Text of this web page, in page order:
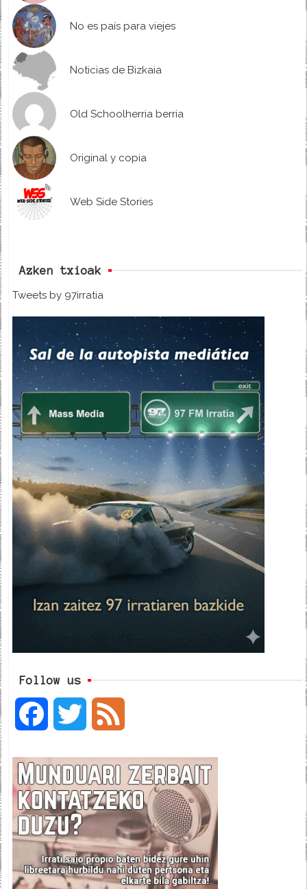
No es país para viejes
Noticias de Bizkaia
Old Schoolherria berria
Original y copia
Web Side Stories
Azken txioak
Tweets by 97irratia
Follow us
c
e
b
o
i
t
t
e
e
d